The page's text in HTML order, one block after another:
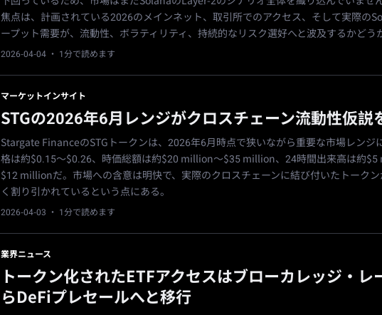
焦点は、計画されている2026のメインネット、取引所でのアクセス、そして実際の
ープット需要が、流動性、ボラティリティ、持続的なリスク選好へと波及するかどう
2026-04-04 · 1分で読めます
マーケットインサイト
STGの2026年6月レンジがクロスチェーン流動性仮説
Stargate FinanceのSTGトークンは、2026年6月時点で狭いながら重要な市場レンジ
格は約$0.15〜$0.26、時価総額は約$20 million〜$35 million、24時間出来高は約
$12 millionだ。市場への含意は明快で、実際のクロスチェーンに結び付いたトークン
く割り引かれているという点にある。
2026-04-03 · 1分で読めます
業界ニュース
トークン化されたETFアクセスはブローカレッジ・レ
らDeFiプレセールへと移行